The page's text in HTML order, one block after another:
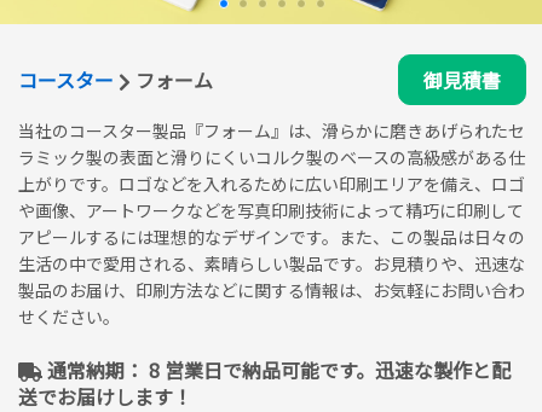
コースター フォーム 御見積書
当社のコースター製品『フォーム』は、滑らかに磨きあげられたセ
ラミック製の表面と滑りにくいコルク製のベースの高級感がある仕
上がりです。ロゴなどを入れるために広い印刷エリアを備え、ロゴ
や画像、アートワークなどを写真印刷技術によって精巧に印刷して
アピールするには理想的なデザインです。また、この製品は日々の
生活の中で愛用される、素晴らしい製品です。お見積りや、迅速な
製品のお届け、印刷方法などに関する情報は、お気軽にお問い合わ
せください。
通常納期： 8 営業日で納品可能です。迅速な製作と配
送でお届けします！